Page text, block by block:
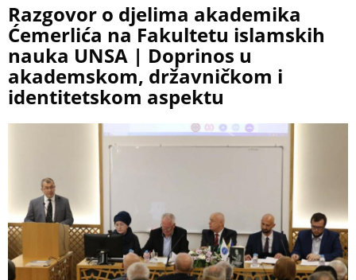
Razgovor o djelima akademika
Ćemerlića na Fakultetu islamskih
nauka UNSA | Doprinos u
akademskom, državničkom i
identitetskom aspektu